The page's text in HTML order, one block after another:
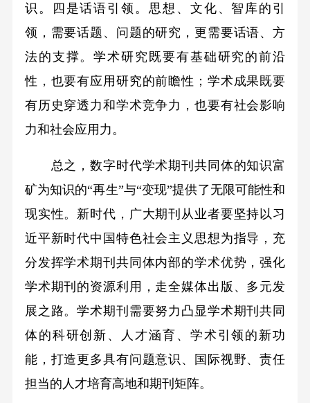
识。四是话语引领。思想、文化、智库的引
领，需要话题、问题的研究，更需要话语、方
法的支撑。学术研究既要有基础研究的前沿
性，也要有应用研究的前瞻性；学术成果既要
有历史穿透力和学术竞争力，也要有社会影响
力和社会应用力。
总之，数字时代学术期刊共同体的知识富
矿为知识的“再生”与“变现”提供了无限可能性和
现实性。新时代，广大期刊从业者要坚持以习
近平新时代中国特色社会主义思想为指导，充
分发挥学术期刊共同体内部的学术优势，强化
学术期刊的资源利用，走全媒体出版、多元发
展之路。学术期刊需要努力凸显学术期刊共同
体的科研创新、人才涵育、学术引领的新功
能，打造更多具有问题意识、国际视野、责任
担当的人才培育高地和期刊矩阵。